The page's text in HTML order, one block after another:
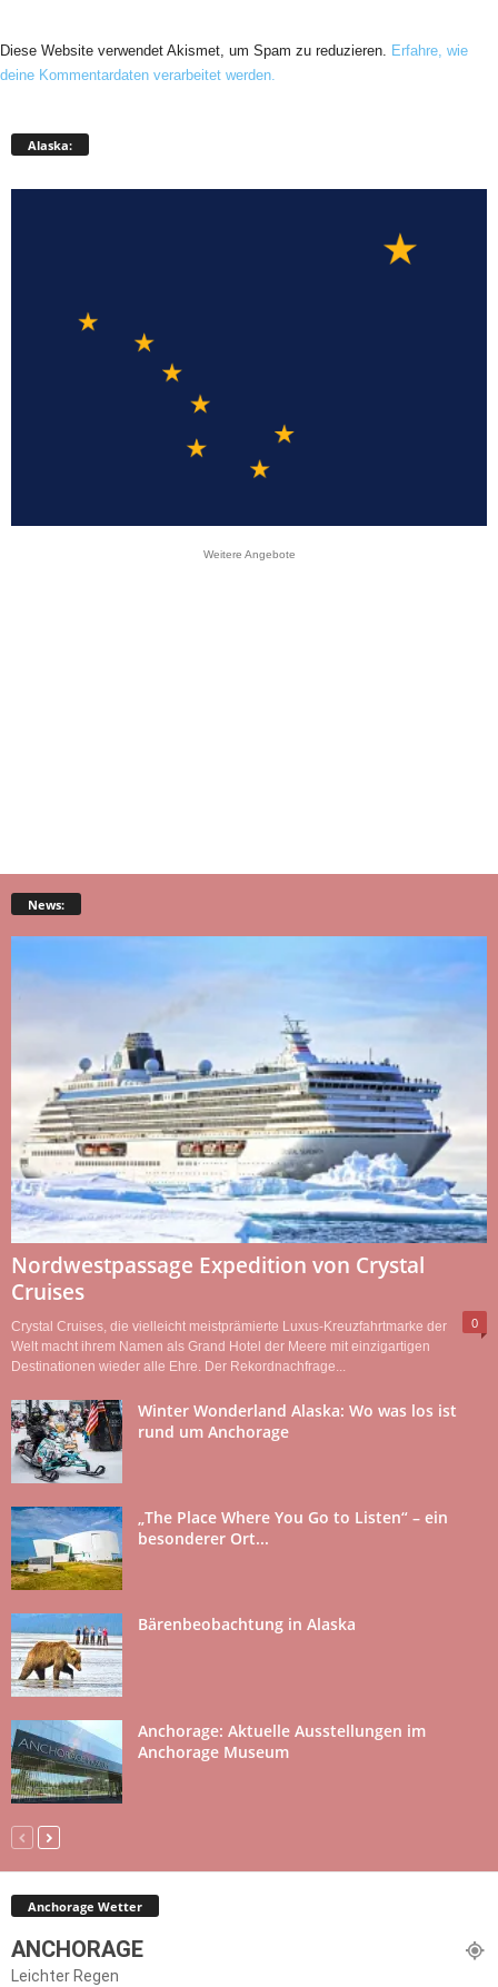
Diese Website verwendet Akismet, um Spam zu reduzieren. Erfahre, wie
deine Kommentardaten verarbeitet werden.
Alaska:
Weitere Angebote
News:
Nordwestpassage Expedition von Crystal
Cruises
0
Crystal Cruises, die vielleicht meistprämierte Luxus-Kreuzfahrtmarke der
Welt macht ihrem Namen als Grand Hotel der Meere mit einzigartigen
Destinationen wieder alle Ehre. Der Rekordnachfrage...
Winter Wonderland Alaska: Wo was los ist
rund um Anchorage
„The Place Where You Go to Listen“ – ein
besonderer Ort...
Bärenbeobachtung in Alaska
Anchorage: Aktuelle Ausstellungen im
Anchorage Museum
Anchorage Wetter
ANCHORAGE
Leichter Regen